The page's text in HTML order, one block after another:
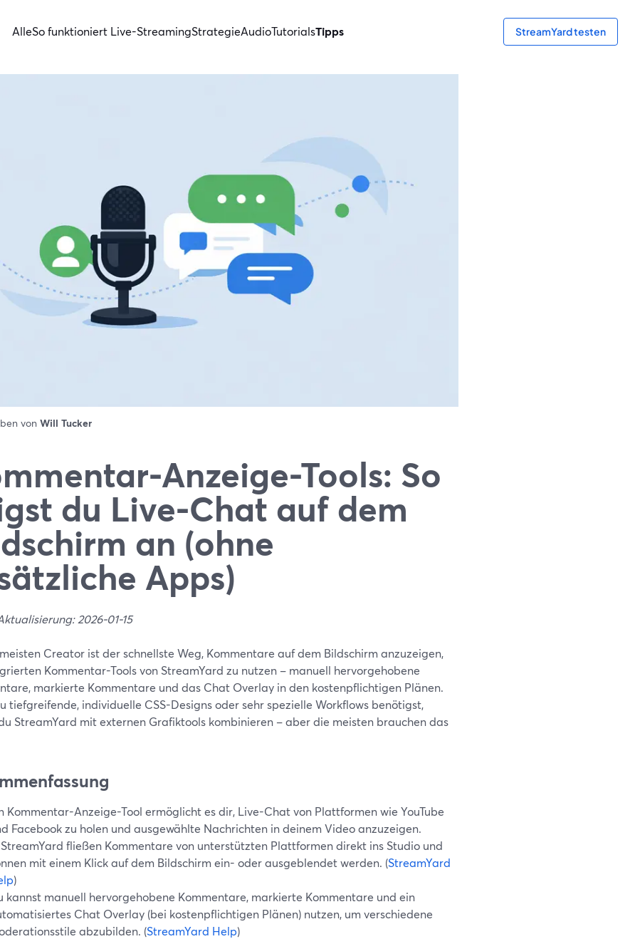
AlleSo funktioniert Live-StreamingStrategieAudioTutorialsTipps StreamYard testen
von Will Tucker
Anzeige-Tools: So
du Live-Chat auf dem
an (ohne
Apps)
2026-01-15
Creator ist der schnellste Weg, Kommentare auf dem Bildschirm anzuzeigen,
Kommentar-Tools von StreamYard zu nutzen – manuell hervorgehobene
markierte Kommentare und das Chat Overlay in den kostenpflichtigen Plänen.
tiefgreifende, individuelle CSS-Designs oder sehr spezielle Workflows benötigst,
StreamYard mit externen Grafiktools kombinieren – aber die meisten brauchen das
Kommentar-Anzeige-Tool ermöglicht es dir, Live-Chat von Plattformen wie YouTube
Facebook zu holen und ausgewählte Nachrichten in deinem Video anzuzeigen.
fließen Kommentare von unterstützten Plattformen direkt ins Studio und
mit einem Klick auf dem Bildschirm ein- oder ausgeblendet werden. (StreamYard
)
kannst manuell hervorgehobene Kommentare, markierte Kommentare und ein
Chat Overlay (bei kostenpflichtigen Plänen) nutzen, um verschiedene
abzubilden. (StreamYard Help)